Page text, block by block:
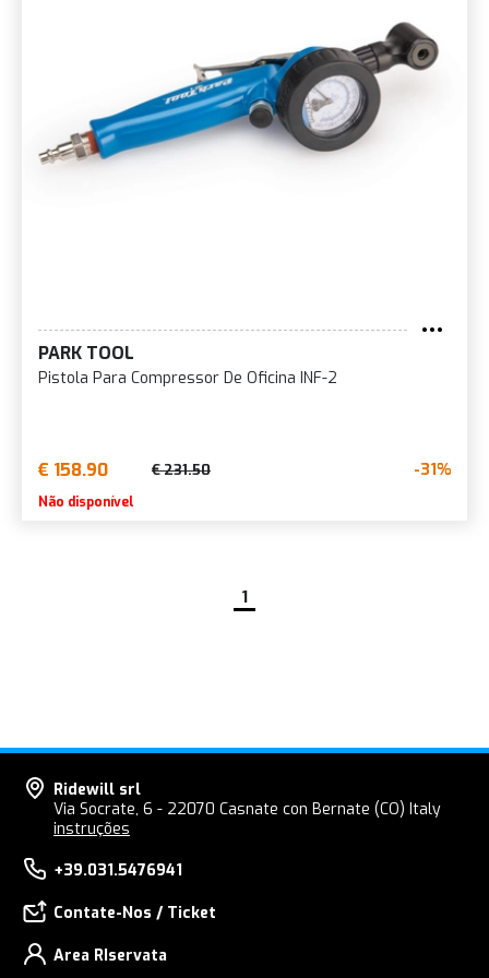
PARK TOOL
Pistola Para Compressor De Oficina INF-2
€ 158.90 € 231.50 -31%
Não disponível
1
Ridewill srl
Via Socrate, 6 - 22070 Casnate con Bernate (CO) Italy
instruções
+39.031.5476941
Contate-Nos / Ticket
Area RIservata